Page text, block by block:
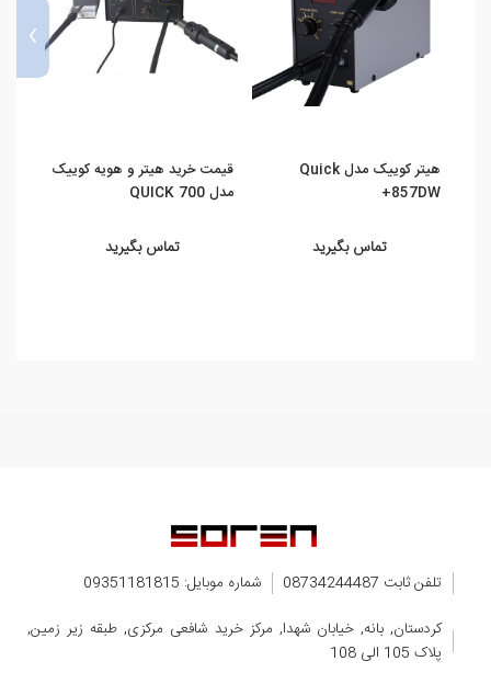
هیتر کوییک مدل Quick
857DW+
تماس بگیرید
قیمت خرید هیتر و هویه کوییک
مدل QUICK 700
تماس بگیرید
›
تلفن ثابت 08734244487
شماره موبایل: 09351181815
کردستان, بانه, خیابان شهدا, مرکز خرید شافعی مرکزی, طبقه زیر زمین,
پلاک 105 الی 108